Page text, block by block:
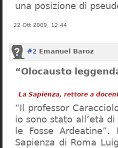
una posizione di
22 Ott 2009, 12:44
#2 Emanuel Baroz
“Olocausto
La Sapienza, rettore a
“Il professor
io sono stato all’età
le Fosse
Sapienza di Roma